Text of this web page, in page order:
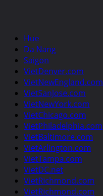
Hue
Da Nang
Saigon
VietDenver.com
VietNewEngland.com
VietSanJose.com
VietNewYork.com
VietChicago.com
VietPhiladelphia.com
VietBaltimore.com
VietArlington.com
VietTampa.com
VietDC.net
VietRichmond.com
VietRichmond.com